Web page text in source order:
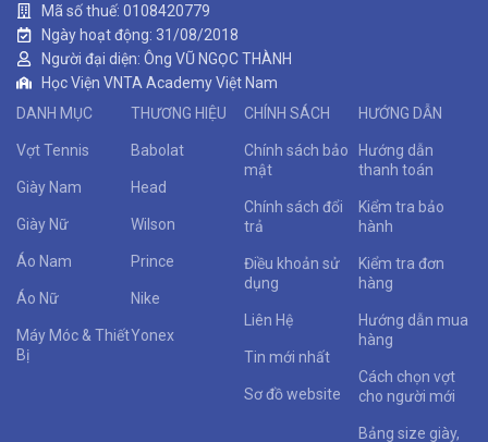
Mã số thuế: 0108420779
Ngày hoạt động: 31/08/2018
Người đại diện: Ông VŨ NGỌC THÀNH
Học Viện VNTA Academy Việt Nam
DANH MỤC
Vợt Tennis
Giày Nam
Giày Nữ
Áo Nam
Áo Nữ
Máy Móc & Thiết
Bị
THƯƠNG HIỆU
Babolat
Head
Wilson
Prince
Nike
Yonex
CHÍNH SÁCH
Chính sách bảo
mật
Chính sách đổi
trả
Điều khoản sử
dụng
Liên Hệ
Tin mới nhất
Sơ đồ website
HƯỚNG DẪN
Hướng dẫn
thanh toán
Kiểm tra bảo
hành
Kiểm tra đơn
hàng
Hướng dẫn mua
hàng
Cách chọn vợt
cho người mới
Bảng size giày,